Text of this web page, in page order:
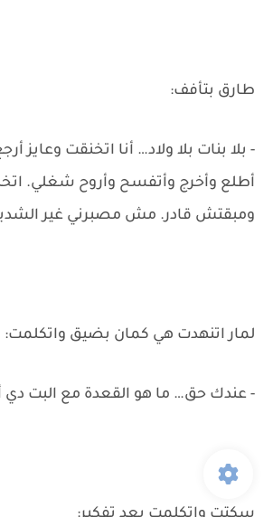
طارق بتأفف:
- بلا بنات بلا ولاد… أنا اتخنقت وعايز
أطلع وأخرج وأتفسح وأروح شغلي.
ومبقتش قادر. مش مصبرني غير
لمار اتنهدت هي كمان بضيق واتكلمت:
- عندك حق… ما هو القعدة مع البت دي